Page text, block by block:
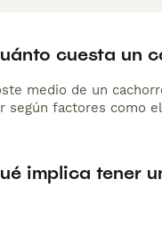
cuesta un
medio de un
según factores como
implica tener